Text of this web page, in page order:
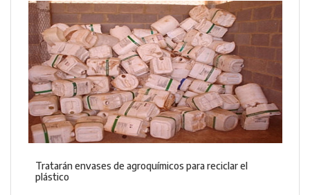
Tratarán envases de agroquímicos para reciclar el
plástico